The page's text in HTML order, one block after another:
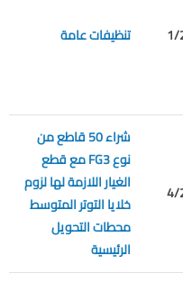
تنظيفات عامة
شراء 50 قاطع من
نوع FG3 مع قطع
الغيار اللازمة لها لزوم
خلايا التوتر المتوسط
محطات التحويل
الرئيسية